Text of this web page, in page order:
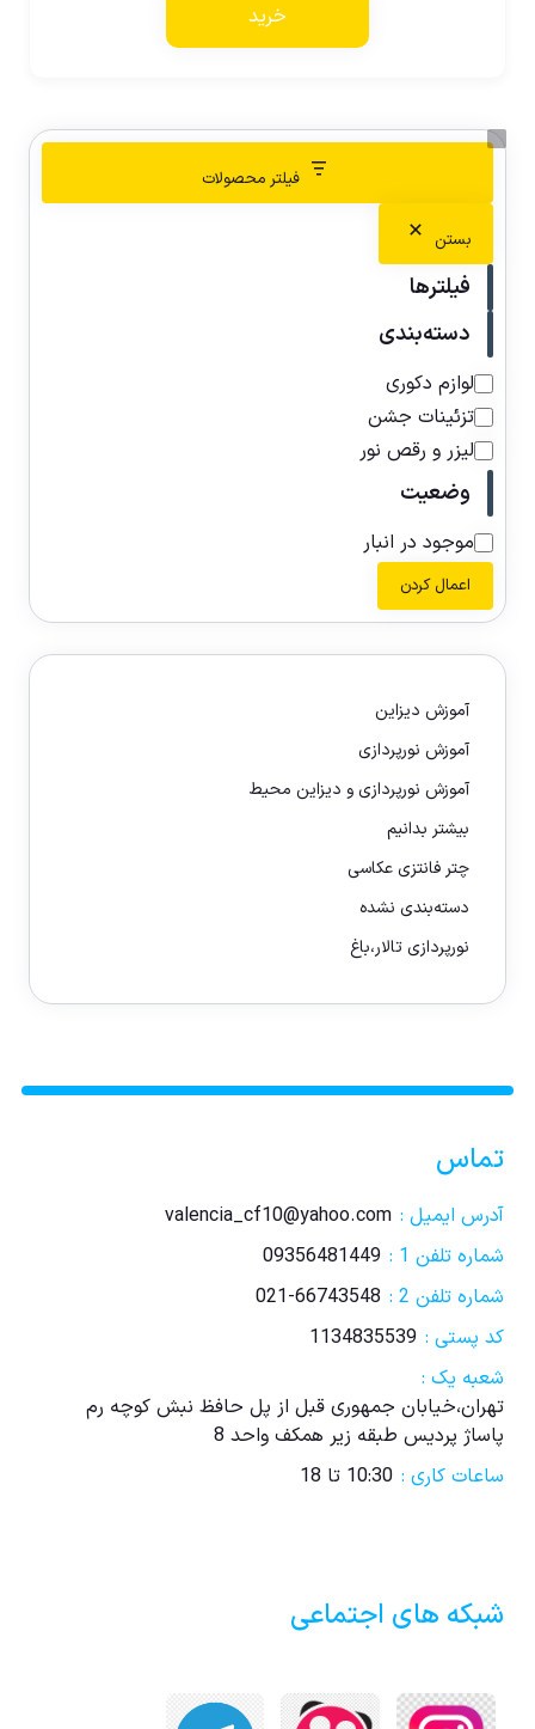
خرید
فیلتر محصولات
بستن
فیلترها
دسته‌بندی
لوازم دکوری
تزئینات جشن
لیزر و رقص نور
وضعیت
موجود در انبار
اعمال کردن
آموزش دیزاین
آموزش نورپردازی
آموزش نورپردازی و دیزاین محیط
بیشتر بدانیم
چتر فانتزی عکاسی
دسته‌بندی نشده
نورپردازی تالار،باغ
تماس
آدرس ایمیل : valencia_cf10@yahoo.com
شماره تلفن 1 :
09356481449
شماره تلفن 2 :
021-66743548
کد پستی : 1134835539
شعبه یک :
تهران،خیابان جمهوری قبل از پل حافظ نبش کوچه رم
پاساژ پردیس طبقه زیر همکف واحد 8
ساعات کاری : 10:30 تا 18
شبکه های اجتماعی